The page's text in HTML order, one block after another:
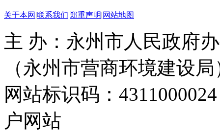
关于本网 |联系我们|郑重声明|网站地图
主 办：永州市人民政府
（永州市营商环境建设局
网站标识码：
户网站